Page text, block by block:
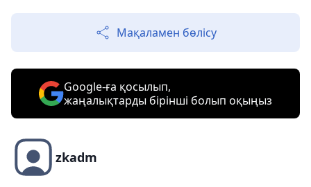
Мақаламен бөлісу
Google-ға қосылып,
жаңалықтарды бірінші болып оқыңыз
zkadm